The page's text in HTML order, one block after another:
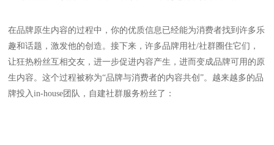
在品牌原生内容的过程中，你的优质信息已经能为消费者找到许多乐
趣和话题，激发他的创造。接下来，许多品牌用社/社群圈住它们，
让狂热粉丝互相交友，进一步促进内容产生，进而变成品牌可用的原
生内容。这个过程被称为“品牌与消费者的内容共创”。越来越多的品
牌投入in-house团队，自建社群服务粉丝了：